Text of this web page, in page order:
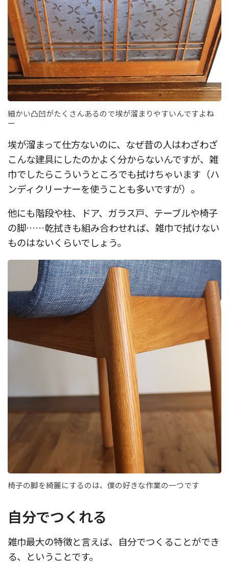
細かい凸凹がたくさんあるので埃が溜まりやすいんですよね
ー
埃が溜まって仕方ないのに、なぜ昔の人はわざわざ
こんな建具にしたのかよく分からないんですが、雑
巾でしたらこういうところでも拭けちゃいます（ハ
ンディクリーナーを使うことも多いですが）。
他にも階段や柱、ドア、ガラス戸、テーブルや椅子
の脚……乾拭きも組み合わせれば、雑巾で拭けない
ものはないくらいでしょう。
椅子の脚を綺麗にするのは、僕の好きな作業の一つです
自分でつくれる
雑巾最大の特徴と言えば、自分でつくることができ
る、ということです。